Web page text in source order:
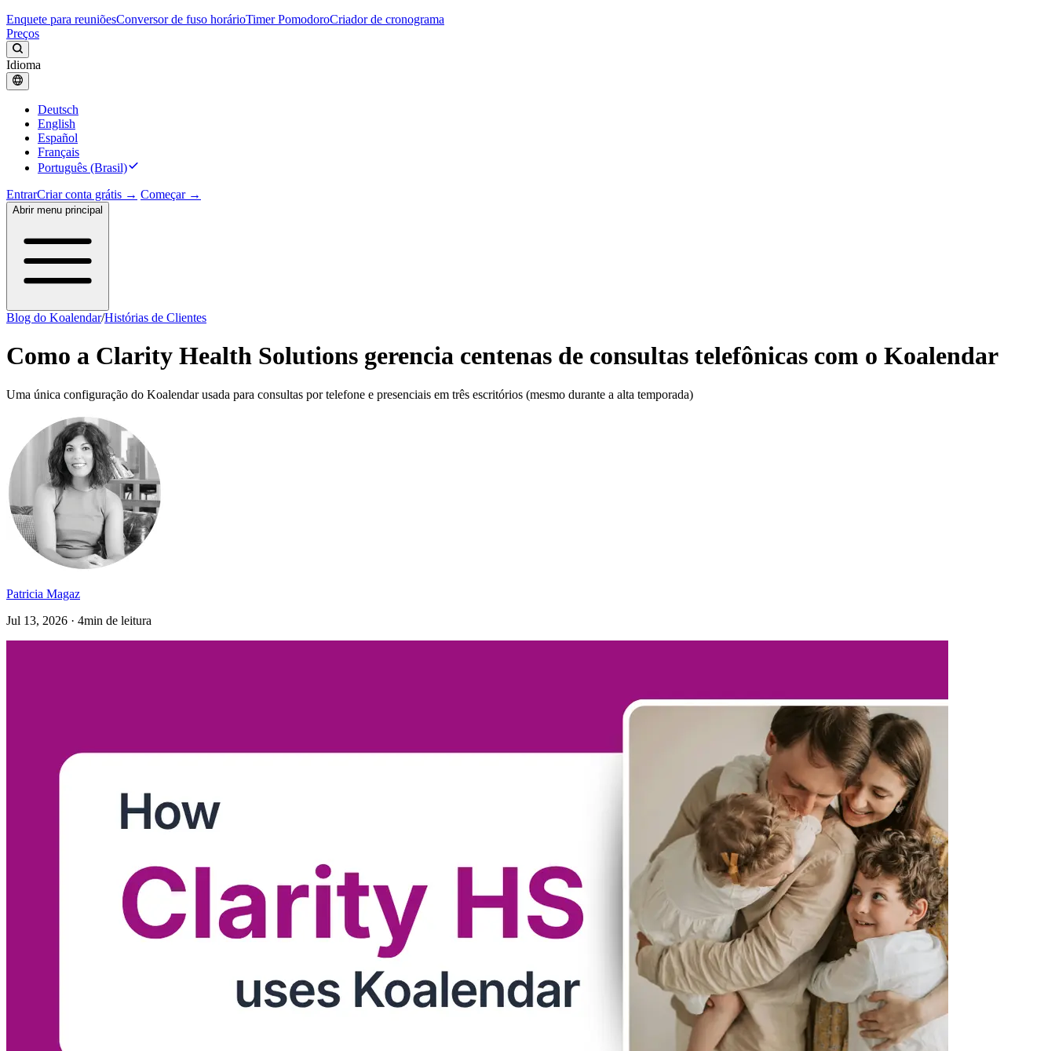
Enquete para reuniõesConversor de fuso horárioTimer PomodoroCriador de cronograma
Preços
Idioma
Deutsch
English
Español
Français
Português (Brasil)
EntrarCriar conta grátis → Começar →
Abrir menu principal
Blog do Koalendar/Histórias de Clientes
Como a Clarity Health Solutions gerencia centenas de consultas telefônicas com o Koalendar
Uma única configuração do Koalendar usada para consultas por telefone e presenciais em três escritórios (mesmo durante a alta temporada)
Patricia Magaz
Jul 13, 2026 · 4min de leitura